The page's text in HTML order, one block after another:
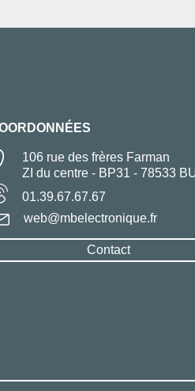
106 rue des frères Farman
ZI du centre - BP31 - 78533
01.39.67.67.67
Contact
web@mbelectronique.fr